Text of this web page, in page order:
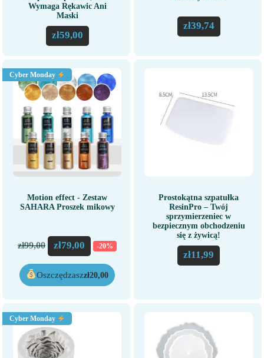
Wymaga Rękawic Ani
Maski
zł59,00
zł39,74
Cyber Monday
Motion effect - Zestaw
SAHARA Proszek mikowy
zł99,00 zł79,00 -20%
Oszczędzaszzł20,00
Prostokątna szpatułka
ResinPro – Twój
sprzymierzeniec w
bezpiecznym obchodzeniu
się z żywicą!
zł11,99
Cyber Monday